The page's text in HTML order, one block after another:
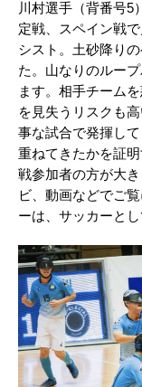
川村選手（背番号5
定戦、スペイン戦
シスト。土砂降り
た。山なりのルー
ます。相手チーム
を見失うリスクも
事な試合で発揮し
重ねてきたかを証
戦参加者の方が大
ビ、動画などでご
ーは、サッカーと